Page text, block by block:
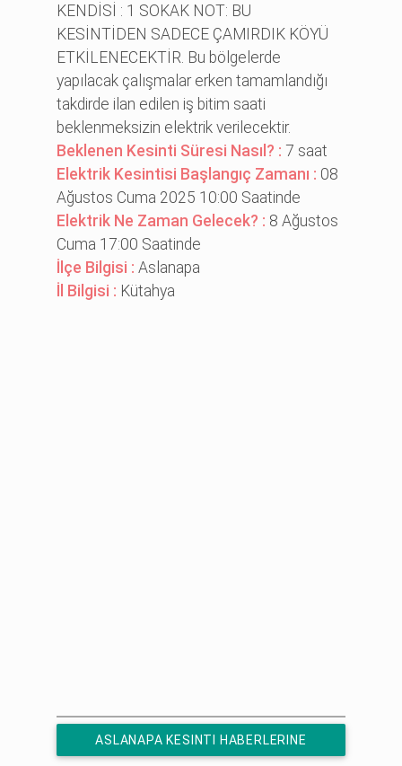
KENDİSİ : 1 SOKAK NOT: BU
KESİNTİDEN SADECE ÇAMIRDIK KÖYÜ
ETKİLENECEKTİR. Bu bölgelerde
yapılacak çalışmalar erken tamamlandığı
takdirde ilan edilen iş bitim saati
beklenmeksizin elektrik verilecektir.
Beklenen Kesinti Süresi Nasıl? :7 saat
Elektrik Kesintisi Başlangıç Zamanı : 08
Ağustos Cuma 2025 10:00 Saatinde
Elektrik Ne Zaman Gelecek? : 8 Ağustos
Cuma 17:00 Saatinde
İlçe Bilgisi :Aslanapa
İl Bilgisi : Kütahya
ASLANAPA KESINTI HABERLERINE